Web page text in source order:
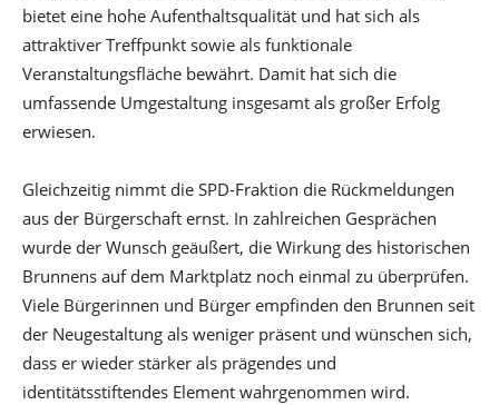
bietet eine hohe Aufenthaltsqualität und hat sich als
attraktiver Treffpunkt sowie als funktionale
Veranstaltungsfläche bewährt. Damit hat sich die
umfassende Umgestaltung insgesamt als großer Erfolg
erwiesen.
Gleichzeitig nimmt die SPD-Fraktion die Rückmeldungen
aus der Bürgerschaft ernst. In zahlreichen Gesprächen
wurde der Wunsch geäußert, die Wirkung des historischen
Brunnens auf dem Marktplatz noch einmal zu überprüfen.
Viele Bürgerinnen und Bürger empfinden den Brunnen seit
der Neugestaltung als weniger präsent und wünschen sich,
dass er wieder stärker als prägendes und
identitätsstiftendes Element wahrgenommen wird.